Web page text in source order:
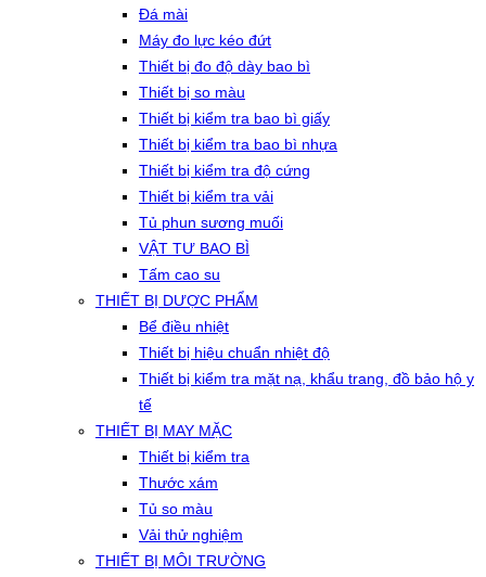
Đá mài
Máy đo lực kéo đứt
Thiết bị đo độ dày bao bì
Thiết bị so màu
Thiết bị kiểm tra bao bì giấy
Thiết bị kiểm tra bao bì nhựa
Thiết bị kiểm tra độ cứng
Thiết bị kiểm tra vải
Tủ phun sương muối
VẬT TƯ BAO BÌ
Tấm cao su
THIẾT BỊ DƯỢC PHẨM
Bể điều nhiệt
Thiết bị hiệu chuẩn nhiệt độ
Thiết bị kiểm tra mặt nạ, khẩu trang, đồ bảo hộ y
tế
THIẾT BỊ MAY MẶC
Thiết bị kiểm tra
Thước xám
Tủ so màu
Vải thử nghiệm
THIẾT BỊ MÔI TRƯỜNG